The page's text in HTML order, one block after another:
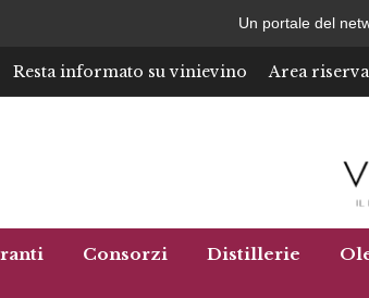
Un portale del
Resta informato su vinievino Area
Consorzi Distillerie